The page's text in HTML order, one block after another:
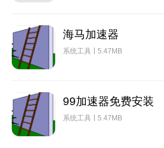
海马加速器
系统工具 5.47MB
99加速器免费安装
系统工具 5.47MB